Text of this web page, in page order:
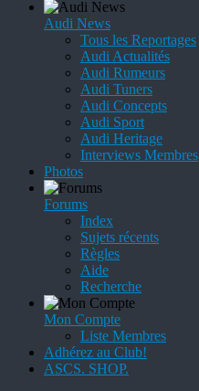
Audi News
Tous les Reportages
Audi Actualités
Audi Rumeurs
Audi Tuners
Audi Concepts
Audi Sport
Audi Heritage
Interviews Membres
Photos
Forums
Index
Sujets récents
Règles
Aide
Recherche
Mon Compte
Liste Membres
Adhérez au Club!
ASCS. SHOP.